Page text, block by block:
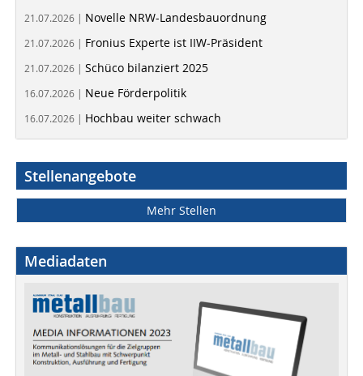
21.07.2026 | Novelle NRW-Landesbauordnung
21.07.2026 | Fronius Experte ist IIW-Präsident
21.07.2026 | Schüco bilanziert 2025
16.07.2026 | Neue Förderpolitik
16.07.2026 | Hochbau weiter schwach
Stellenangebote
Mehr Stellen
Mediadaten